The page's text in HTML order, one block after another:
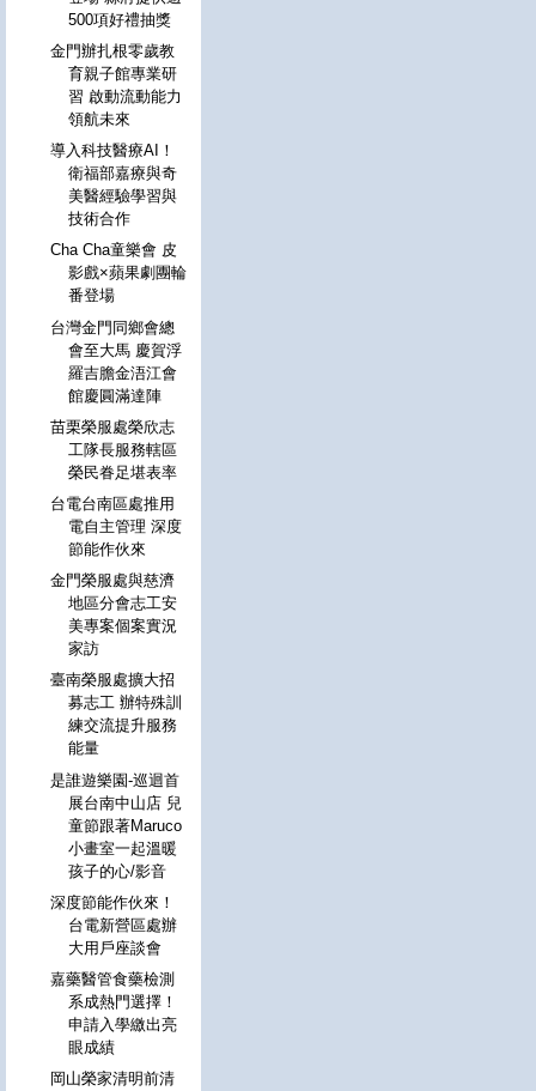
500項好禮抽獎
金門辦扎根零歲教
育親子館專業研
習 啟動流動能力
領航未來
導入科技醫療AI！
衛福部嘉療與奇
美醫經驗學習與
技術合作
Cha Cha童樂會 皮
影戲×蘋果劇團輪
番登場
台灣金門同鄉會總
會至大馬 慶賀浮
羅吉膽金浯江會
館慶圓滿達陣
苗栗榮服處榮欣志
工隊長服務轄區
榮民眷足堪表率
台電台南區處推用
電自主管理 深度
節能作伙來
金門榮服處與慈濟
地區分會志工安
美專案個案實況
家訪
臺南榮服處擴大招
募志工 辦特殊訓
練交流提升服務
能量
是誰遊樂園-巡迴首
展台南中山店 兒
童節跟著Maruco
小畫室一起溫暖
孩子的心/影音
深度節能作伙來！
台電新營區處辦
大用戶座談會
嘉藥醫管食藥檢測
系成熱門選擇！
申請入學繳出亮
眼成績
岡山榮家清明前清